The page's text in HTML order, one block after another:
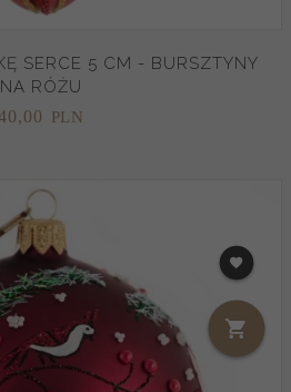
SERCE 5 CM - BURSZTYNY
NA RÓŻU
00 PLN